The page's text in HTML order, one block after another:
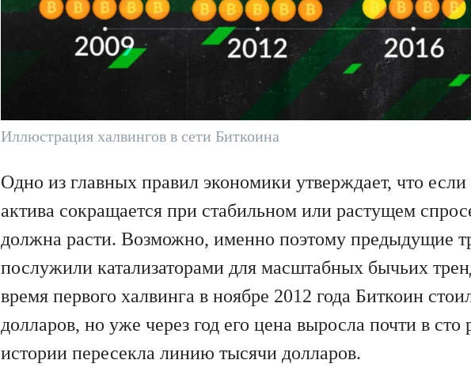
Иллюстрация халвингов в сети Биткоина
Одно из главных правил экономики утверждает, что
актива сокращается при стабильном или растущем
должна расти. Возможно, именно поэтому предыдущие
послужили катализаторами для масштабных бычьих
время первого халвинга в ноябре 2012 года Биткоин
долларов, но уже через год его цена выросла почти в сто
истории пересекла линию тысячи долларов.